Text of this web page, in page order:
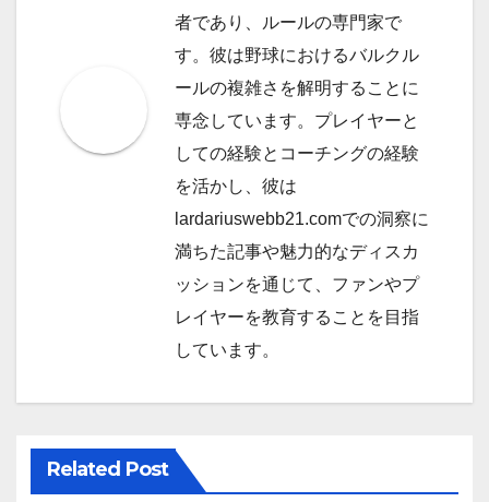
者であり、ルールの専門家で
す。彼は野球におけるバルクル
ールの複雑さを解明することに
専念しています。プレイヤーと
しての経験とコーチングの経験
を活かし、彼は
lardariuswebb21.comでの洞察に
満ちた記事や魅力的なディスカ
ッションを通じて、ファンやプ
レイヤーを教育することを目指
しています。
Related Post